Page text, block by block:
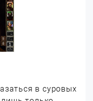
в суровых